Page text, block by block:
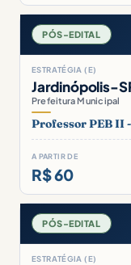
PÓS-EDITAL
ESTRATÉGIA (E)
Jardinópolis-
Prefeitura Municipal
Professor PEB II
A PARTIR DE
R$ 60
PÓS-EDITAL
ESTRATÉGIA (E)